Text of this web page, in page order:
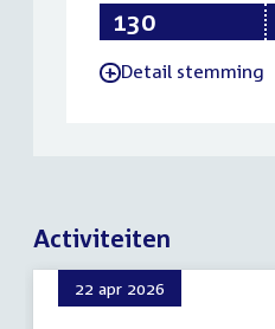
130
-Detail stemming
Activiteiten
22 apr 2026